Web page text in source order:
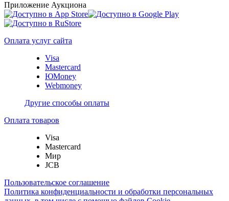
Приложение Аукциона
Оплата услуг сайта
Visa
Mastercard
ЮMoney
Webmoney
Другие способы оплаты
Оплата товаров
Visa
Mastercard
Мир
JCB
Пользовательское соглашение
Политика конфиденциальности и обработки персональных